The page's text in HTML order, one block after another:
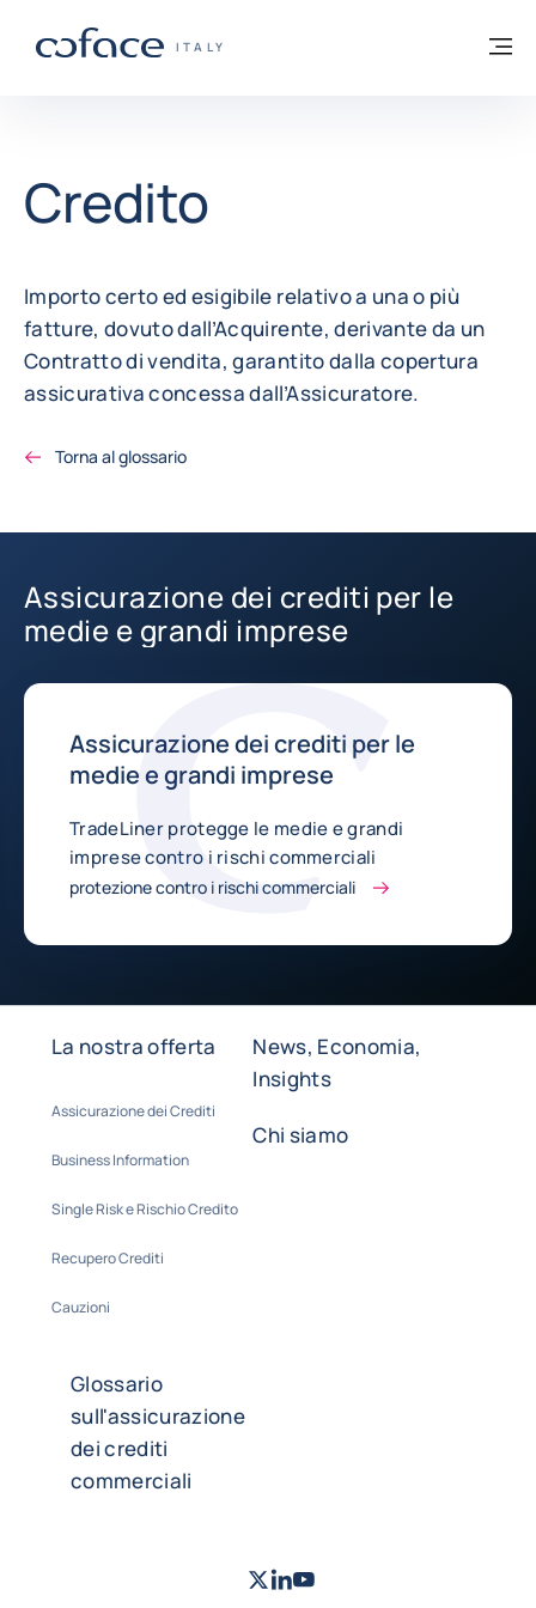
COFACE FOR TRADE - GROUP WEBSITE
ITALY
Torna alla Homepage
Credito
Importo certo ed esigibile relativo a una o più
fatture, dovuto dall’Acquirente, derivante da un
Contratto di vendita, garantito dalla copertura
assicurativa concessa dall’Assicuratore.
Torna al glossario
Assicurazione dei crediti per le
medie e grandi imprese
Assicurazione dei crediti per le
medie e grandi imprese
TradeLiner protegge le medie e grandi
imprese contro i rischi commerciali
protezione contro i rischi commerciali
La nostra offerta
Assicurazione dei Crediti
Business Information
Single Risk e Rischio Credito
Recupero Crediti
Cauzioni
News, Economia,
Insights
Chi siamo
Glossario
sull'assicurazione
dei crediti
commerciali
Twitter- Coface
LinkedIn
Youtube